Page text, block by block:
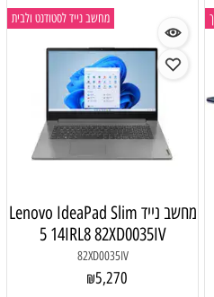
מחשב נייד לסטודנט ולבית
מחשב נייד Lenovo IdeaPad Slim
5 14IRL8 82XD0035IV
82XD0035IV
₪5,270